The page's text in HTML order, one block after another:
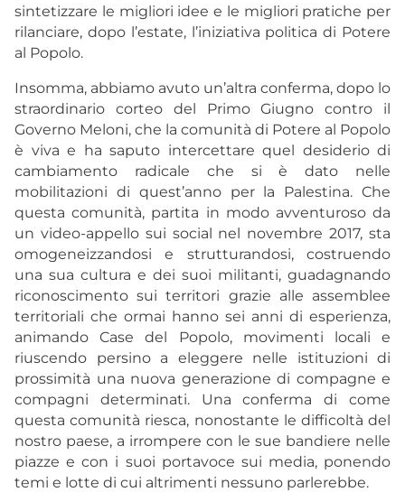
sintetizzare le migliori idee e le migliori pratiche per
rilanciare, dopo l’estate, l’iniziativa politica di Potere
al Popolo.
Insomma, abbiamo avuto un’altra conferma, dopo lo
straordinario corteo del Primo Giugno contro il
Governo Meloni, che la comunità di Potere al Popolo
è viva e ha saputo intercettare quel desiderio di
cambiamento radicale che si è dato nelle
mobilitazioni di quest’anno per la Palestina. Che
questa comunità, partita in modo avventuroso da
un video-appello sui social nel novembre 2017, sta
omogeneizzandosi e strutturandosi, costruendo
una sua cultura e dei suoi militanti, guadagnando
riconoscimento sui territori grazie alle assemblee
territoriali che ormai hanno sei anni di esperienza,
animando Case del Popolo, movimenti locali e
riuscendo persino a eleggere nelle istituzioni di
prossimità una nuova generazione di compagne e
compagni determinati. Una conferma di come
questa comunità riesca, nonostante le difficoltà del
nostro paese, a irrompere con le sue bandiere nelle
piazze e con i suoi portavoce sui media, ponendo
temi e lotte di cui altrimenti nessuno parlerebbe.